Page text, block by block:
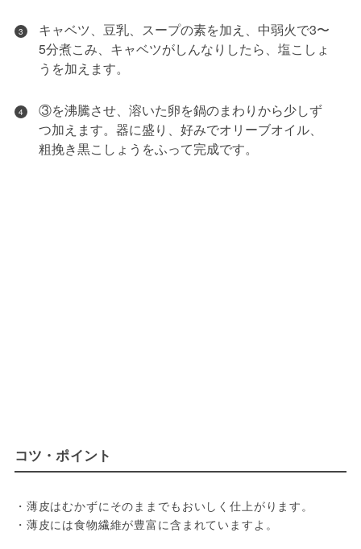
3
キャベツ、豆乳、スープの素を加え、中弱火で3〜
5分煮こみ、キャベツがしんなりしたら、塩こしょ
うを加えます。
4
③を沸騰させ、溶いた卵を鍋のまわりから少しず
つ加えます。器に盛り、好みでオリーブオイル、
粗挽き黒こしょうをふって完成です。
コツ・ポイント
・薄皮はむかずにそのままでもおいしく仕上がります。
・薄皮には食物繊維が豊富に含まれていますよ。